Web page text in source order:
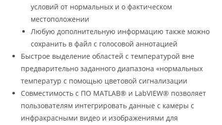
условий от нормальных и о фактическом
местоположении
Любую дополнительную информацию также можно
сохранить в файл с голосовой аннотацией
Быстрое выделение областей с температурой вне
предварительно заданного диапазона «нормальных
температур с помощью цветовой сигнализации
Совместимость с ПО MATLAB® и LabVIEW® позволяет
пользователям интегрировать данные с камеры с
инфракрасными видео и изображениями для